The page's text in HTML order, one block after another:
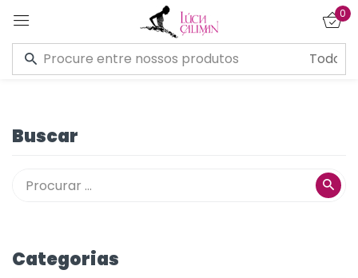
0
Buscar
Categorias
Entrar
Lembre de mim Esqueceu a senha?